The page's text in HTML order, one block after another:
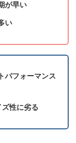
が早い
い
パフォーマンス
性に劣る